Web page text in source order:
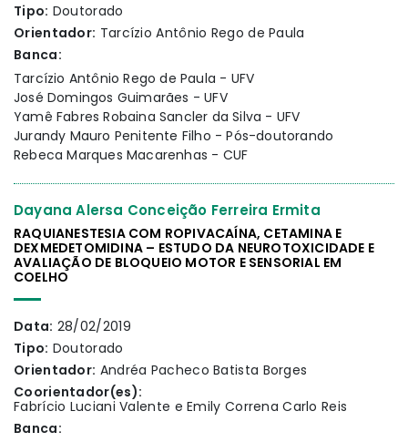
Tipo: Doutorado
Orientador: Tarcízio Antônio Rego de Paula
Banca:
Tarcízio Antônio Rego de Paula - UFV
José Domingos Guimarães - UFV
Yamê Fabres Robaina Sancler da Silva - UFV
Jurandy Mauro Penitente Filho - Pós-doutorando
Rebeca Marques Macarenhas - CUF
Dayana Alersa Conceição Ferreira Ermita
RAQUIANESTESIA COM ROPIVACAÍNA, CETAMINA E
DEXMEDETOMIDINA – ESTUDO DA NEUROTOXICIDADE E
AVALIAÇÃO DE BLOQUEIO MOTOR E SENSORIAL EM
COELHO
Data: 28/02/2019
Tipo: Doutorado
Orientador: Andréa Pacheco Batista Borges
Coorientador(es):
Fabrício Luciani Valente e Emily Correna Carlo Reis
Banca: